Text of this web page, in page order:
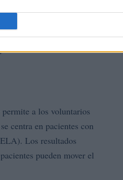
280 millones de dólares
a los voluntarios
centra en pacientes con
Los resultados
pueden mover el